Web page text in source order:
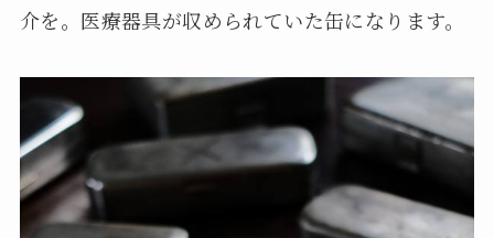
介を。医療器具が収められていた缶になります。